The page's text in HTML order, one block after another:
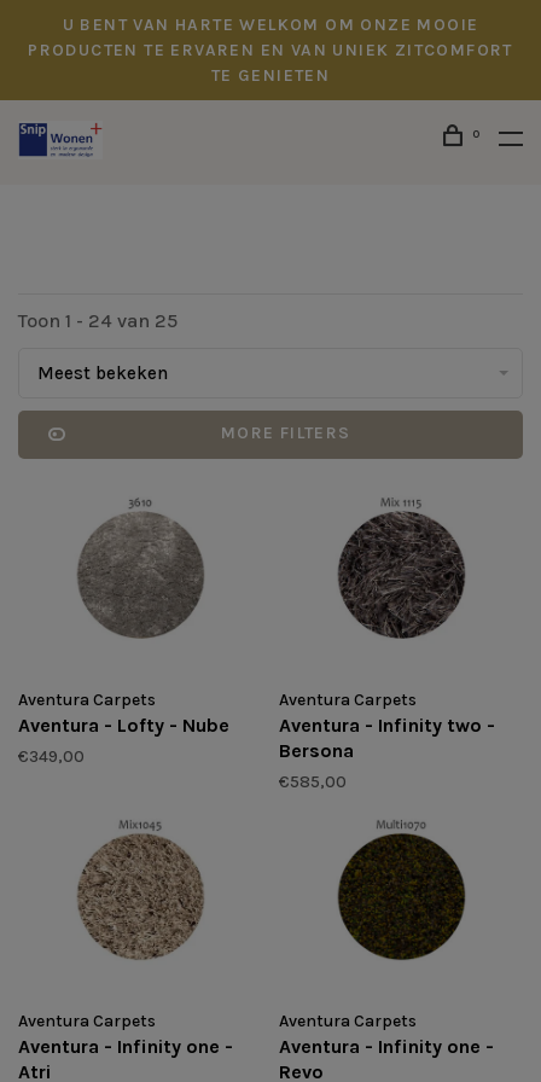
U BENT VAN HARTE WELKOM OM ONZE MOOIE
PRODUCTEN TE ERVAREN EN VAN UNIEK ZITCOMFORT
TE GENIETEN
0
Toon 1 - 24 van 25
Meest bekeken
MORE FILTERS
Aventura Carpets
Aventura - Lofty - Nube
€349,00
Aventura Carpets
Aventura - Infinity two -
Bersona
€585,00
Aventura Carpets
Aventura - Infinity one -
Atri
Aventura Carpets
Aventura - Infinity one -
Revo